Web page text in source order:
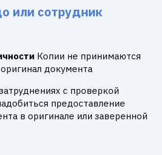
или сотрудник
Копии не принимаются
документа
с проверкой
предоставление
в оригинале или заверенной